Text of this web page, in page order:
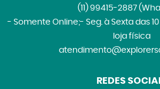
(11)99415-2887
- Somente Online;- Seg. à Sexta das
loja física
REDES